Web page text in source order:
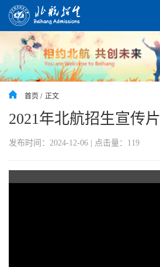
首页 / 正文
2021年北航招生宣传片
发布时间：2024-12-06 | 点击量： 119